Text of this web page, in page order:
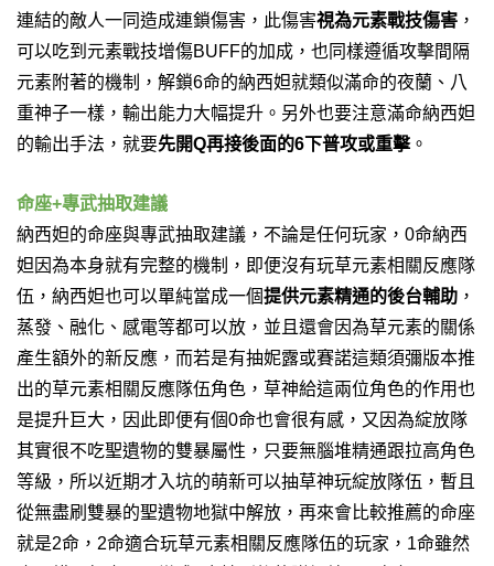
連結的敵人一同造成連鎖傷害，此傷害視為元素戰技傷害 ，
可以吃到元素戰技增傷BUFF的加成，也同樣遵循攻擊間隔
元素附著的機制，解鎖6命的納西妲就類似滿命的夜蘭、八
重神子一樣，輸出能力大幅提升。另外也要注意滿命納西妲
的輸出手法，就要先開Q再接後面的6下普攻或重擊。
命座+專武抽取建議
納西妲的命座與專武抽取建議，不論是任何玩家，0命納西
妲因為本身就有完整的機制，即便沒有玩草元素相關反應隊
伍，納西妲也可以單純當成一個提供元素精通的後台輔助 ，
蒸發、融化、感電等都可以放，並且還會因為草元素的關係
產生額外的新反應，而若是有抽妮露或賽諾這類須彌版本推
出的草元素相關反應隊伍角色，草神給這兩位角色的作用也
是提升巨大，因此即便有個0命也會很有感，又因為綻放隊
其實很不吃聖遺物的雙暴屬性，只要無腦堆精通跟拉高角色
等級，所以近期才入坑的萌新可以抽草神玩綻放隊伍，暫且
從無盡刷雙暴的聖遺物地獄中解放，再來會比較推薦的命座
就是2命，2命適合玩草元素相關反應隊伍的玩家，1命雖然